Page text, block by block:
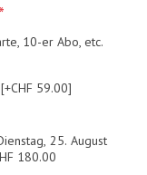
*
10-er Abo, etc.
59.00]
25. August
CHF 180.00